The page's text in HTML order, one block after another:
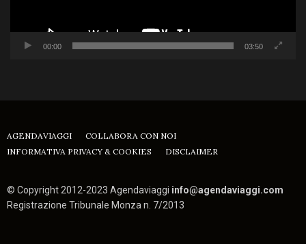
00:00 03:50
AGENDAVIAGGI
COLLABORA CON NOI
INFORMATIVA PRIVACY & COOKIES
DISCLAIMER
© Copyright 2012-2023 Agendaviaggi info@agendaviaggi.com
Registrazione Tribunale Monza n. 7/2013